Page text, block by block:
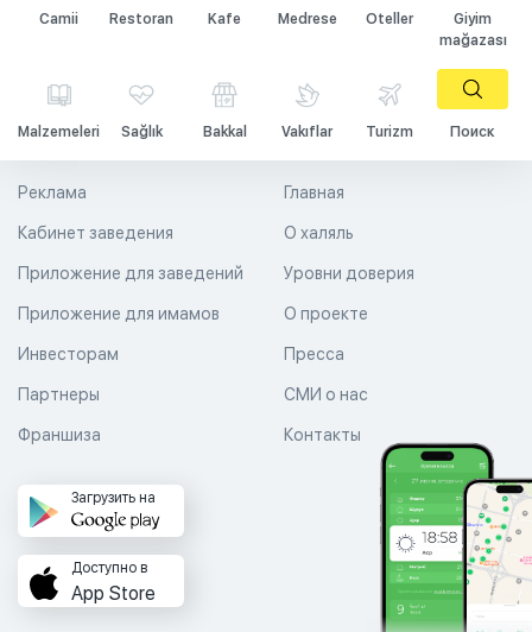
Camii Restoran Kafe Medrese Oteller
Giyim
mağazası
Malzemeleri Sağlık Bakkal Vakıflar Turizm Поиск
Главная
О халяль
Уровни доверия
Реклама
Кабинет заведения
Приложение для заведений
Приложение для имамов О проекте
Пресса
СМИ о нас
Контакты
Инвесторам
Партнеры
Франшиза
Загрузить на
Доступно в
App Store